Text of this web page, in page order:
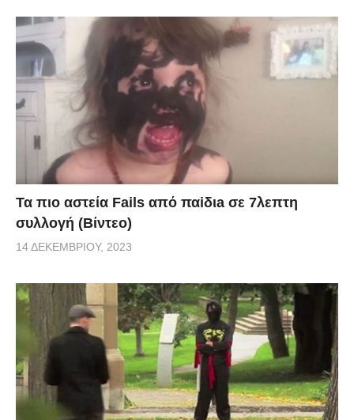
Τα πιο αστεία Fails από παiδιa σε 7λεπτη
συλλογή (Βίντεο)
14 ΔΕΚΕΜΒΡΊΟΥ, 2023